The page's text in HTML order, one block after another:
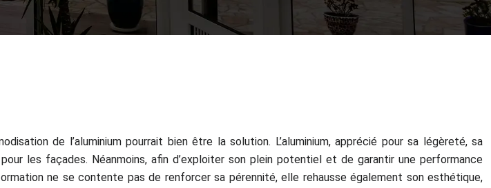
de l’aluminium pourrait bien être la solution. L’aluminium, apprécié pour sa légèreté, sa
les façades. Néanmoins, afin d’exploiter son plein potentiel et de garantir une performance
ne se contente pas de renforcer sa pérennité, elle rehausse également son esthétique,